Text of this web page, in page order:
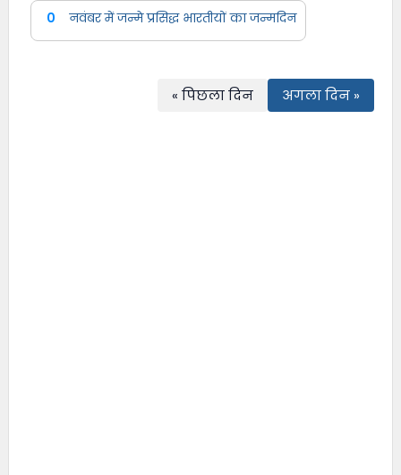
0 नवंबर में जन्मे प्रसिद्ध भारतीयों का जन्मदिन
« पिछला दिन अगला दिन »